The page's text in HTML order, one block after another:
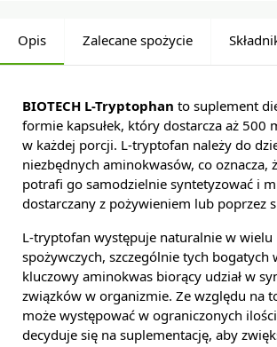
Opis Zalecane spożycie
BIOTECH L-Tryptophan to suplement
formie kapsułek, który dostarcza aż 500
w każdej porcji. L-tryptofan należy do
niezbędnych aminokwasów, co oznacza,
potrafi go samodzielnie syntetyzować i
dostarczany z pożywieniem lub poprzez
L-tryptofan występuje naturalnie w wielu
spożywczych, szczególnie tych bogatych
kluczowy aminokwas biorący udział w
związków w organizmie. Ze względu na
może występować w ograniczonych
decyduje się na suplementację, aby